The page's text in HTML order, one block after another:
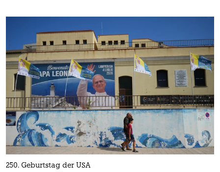
250. Geburtstag der USA